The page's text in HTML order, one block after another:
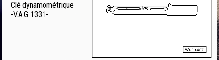
Clé dynamométrique
-V.A.G 1331-